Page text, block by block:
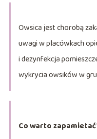
Owsica jest chorobą
uwagi w placówkach
i dezynfekcja
wykrycia owsików w
Co warto